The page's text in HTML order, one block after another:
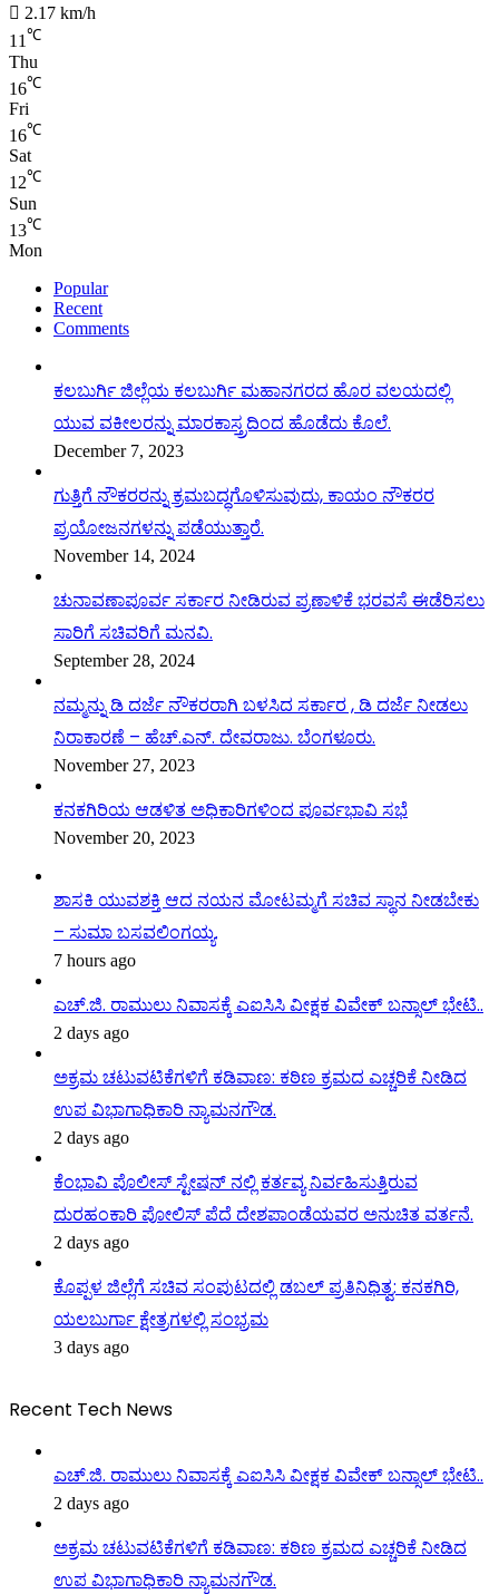
2.17 km/h
11℃
Thu
16℃
Fri
16℃
Sat
12℃
Sun
13℃
Mon
Popular
Recent
Comments
ಕಲಬುರ್ಗಿ ಜಿಲ್ಲೆಯ ಕಲಬುರ್ಗಿ ಮಹಾನಗರದ ಹೊರ ವಲಯದಲ್ಲಿ
ಯುವ ವಕೀಲರನ್ನು ಮಾರಕಾಸ್ತ್ರದಿಂದ ಹೊಡೆದು ಕೊಲೆ.
December 7, 2023
ಗುತ್ತಿಗೆ ನೌಕರರನ್ನು ಕ್ರಮಬದ್ಧಗೊಳಿಸುವುದು, ಕಾಯಂ ನೌಕರರ
ಪ್ರಯೋಜನಗಳನ್ನು ಪಡೆಯುತ್ತಾರೆ.
November 14, 2024
ಚುನಾವಣಾಪೂರ್ವ ಸರ್ಕಾರ ನೀಡಿರುವ ಪ್ರಣಾಳಿಕೆ ಭರವಸೆ ಈಡೆರಿಸಲು
ಸಾರಿಗೆ ಸಚಿವರಿಗೆ ಮನವಿ.
September 28, 2024
ನಮ್ಮನ್ನು ಡಿ ದರ್ಜೆ ನೌಕರರಾಗಿ ಬಳಸಿದ ಸರ್ಕಾರ , ಡಿ ದರ್ಜೆ ನೀಡಲು
ನಿರಾಕಾರಣೆ – ಹೆಚ್.ಎನ್. ದೇವರಾಜು. ಬೆಂಗಳೂರು.
November 27, 2023
ಕನಕಗಿರಿಯ ಆಡಳಿತ ಅಧಿಕಾರಿಗಳಿಂದ ಪೂರ್ವಭಾವಿ ಸಭೆ
November 20, 2023
ಶಾಸಕಿ ಯುವಶಕ್ತಿ ಆದ ನಯನ ಮೋಟಮ್ಮಗೆ ಸಚಿವ ಸ್ಥಾನ ನೀಡಬೇಕು
– ಸುಮಾ ಬಸವಲಿಂಗಯ್ಯ.
7 hours ago
ಎಚ್.ಜಿ. ರಾಮುಲು ನಿವಾಸಕ್ಕೆ ಎಐಸಿಸಿ ವೀಕ್ಷಕ ವಿವೇಕ್ ಬನ್ಸಾಲ್ ಭೇಟಿ..
2 days ago
ಅಕ್ರಮ ಚಟುವಟಿಕೆಗಳಿಗೆ ಕಡಿವಾಣ: ಕಠಿಣ ಕ್ರಮದ ಎಚ್ಚರಿಕೆ ನೀಡಿದ
ಉಪ ವಿಭಾಗಾಧಿಕಾರಿ ನ್ಯಾಮನಗೌಡ.
2 days ago
ಕೆಂಭಾವಿ ಪೊಲೀಸ್ ಸ್ಟೇಷನ್ ನಲ್ಲಿ ಕರ್ತವ್ಯ ನಿರ್ವಹಿಸುತ್ತಿರುವ
ದುರಹಂಕಾರಿ ಪೋಲಿಸ್ ಪೆದೆ ದೇಶಪಾಂಡೆಯವರ ಅನುಚಿತ ವರ್ತನೆ.
2 days ago
ಕೊಪ್ಪಳ ಜಿಲ್ಲೆಗೆ ಸಚಿವ ಸಂಪುಟದಲ್ಲಿ ಡಬಲ್ ಪ್ರತಿನಿಧಿತ್ವ: ಕನಕಗಿರಿ,
ಯಲಬುರ್ಗಾ ಕ್ಷೇತ್ರಗಳಲ್ಲಿ ಸಂಭ್ರಮ
3 days ago
Recent Tech News
ಎಚ್.ಜಿ. ರಾಮುಲು ನಿವಾಸಕ್ಕೆ ಎಐಸಿಸಿ ವೀಕ್ಷಕ ವಿವೇಕ್ ಬನ್ಸಾಲ್ ಭೇಟಿ..
2 days ago
ಅಕ್ರಮ ಚಟುವಟಿಕೆಗಳಿಗೆ ಕಡಿವಾಣ: ಕಠಿಣ ಕ್ರಮದ ಎಚ್ಚರಿಕೆ ನೀಡಿದ
ಉಪ ವಿಭಾಗಾಧಿಕಾರಿ ನ್ಯಾಮನಗೌಡ.